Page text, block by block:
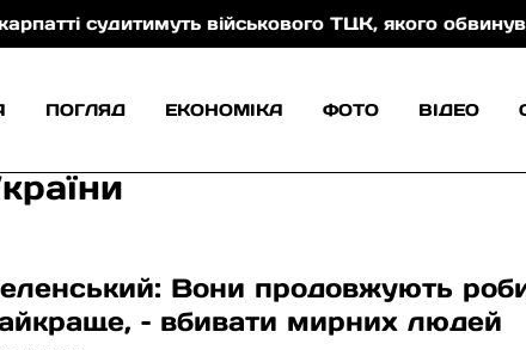
військового ТЦК, якого обвинувачують у
ПОГЛЯД ЕКОНОМІКА ФОТО ВІДЕО
Вони продовжують
– вбивати мирних людей